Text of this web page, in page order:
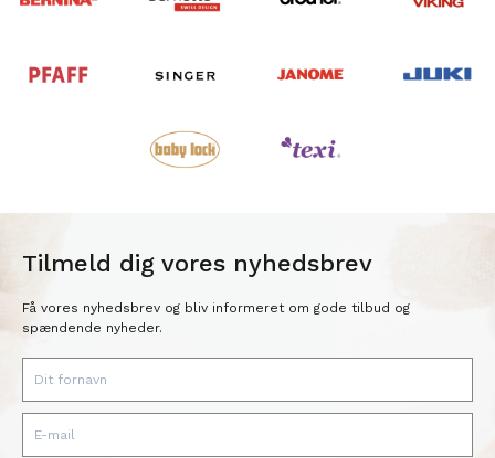
Tilmeld dig vores nyhedsbrev
Få vores nyhedsbrev og bliv informeret om gode tilbud og
spændende nyheder.